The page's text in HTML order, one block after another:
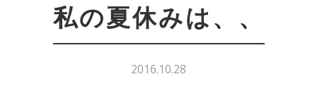
私の夏休みは、、
2016.10.28